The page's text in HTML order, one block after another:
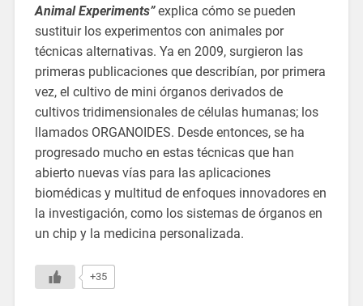
Animal Experiments”explica cómo se pueden
sustituir los experimentos con animales por
técnicas alternativas. Ya en 2009, surgieron las
primeras publicaciones que describían, por primera
vez, el cultivo de mini órganos derivados de
cultivos tridimensionales de células humanas; los
llamados ORGANOIDES. Desde entonces, se ha
progresado mucho en estas técnicas que han
abierto nuevas vías para las aplicaciones
biomédicas y multitud de enfoques innovadores en
la investigación, como los sistemas de órganos en
un chip y la medicina personalizada.
+35